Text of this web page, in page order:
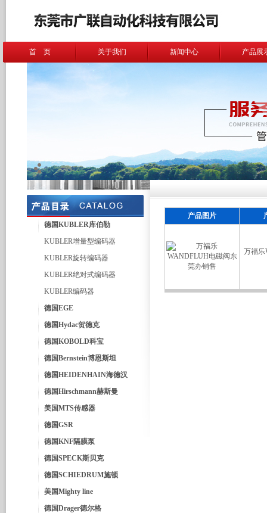
首 页 关于我们 新闻中心 产品展
德国KUBLER库伯勒
KUBLER增量型编码器
KUBLER旋转编码器
KUBLER绝对式编码器
KUBLER编码器
德国EGE
德国Hydac贺德克
德国KOBOLD科宝
德国Bernstein博恩斯坦
德国HEIDENHAIN海德汉
德国Hirschmann赫斯曼
美国MTS传感器
德国GSR
德国KNF隔膜泵
德国SPECK斯贝克
德国SCHIEDRUM施顿
美国Mighty line
德国Drager德尔格
产品图片
万福乐